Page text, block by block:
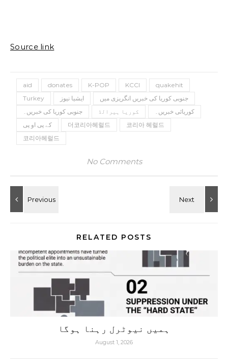
Source link
aid donates K-POP KCCI
quakehit
Turkey
ایشیا نیوز
جنوبی کوریا کی خبریں انگریزی میں
جنوبی کوریا کی خبریں۔
کوریا ہیرالڈ
کوریائی خبریں۔
کے پی او پی
더코리아헤럴드
코리아 헤럴드
코리아헤럴드
No Comments
RELATED POSTS
ہمیں نیوٹرل رہنا ہوگا
August 1, 2026